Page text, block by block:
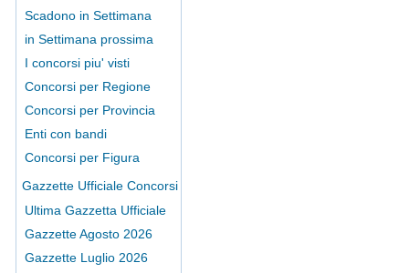
Scadono in Settimana
in Settimana prossima
I concorsi piu' visti
Concorsi per Regione
Concorsi per Provincia
Enti con bandi
Concorsi per Figura
Gazzette Ufficiale Concorsi
Ultima Gazzetta Ufficiale
Gazzette Agosto 2026
Gazzette Luglio 2026